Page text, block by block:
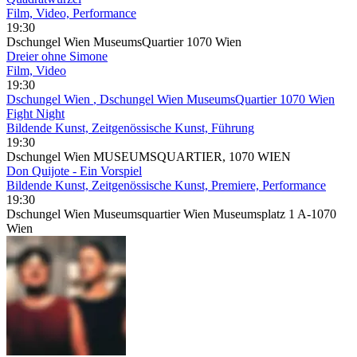
Film, Video, Performance
19:30
Dschungel Wien MuseumsQuartier 1070 Wien
Dreier ohne Simone
Film, Video
19:30
Dschungel Wien , Dschungel Wien MuseumsQuartier 1070 Wien
Fight Night
Bildende Kunst, Zeitgenössische Kunst, Führung
19:30
Dschungel Wien MUSEUMSQUARTIER, 1070 WIEN
Don Quijote - Ein Vorspiel
Bildende Kunst, Zeitgenössische Kunst, Premiere, Performance
19:30
Dschungel Wien Museumsquartier Wien Museumsplatz 1 A-1070
Wien